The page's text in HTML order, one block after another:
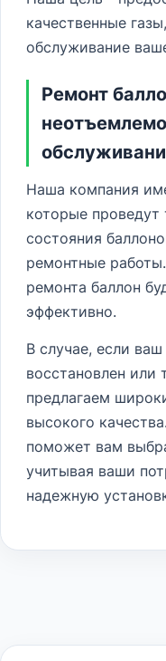
качественные
обслуживание
Ремонт
Наша компания
которые
состояния
ремонтные
ремонта баллон
эффективно.
В случае, если
восстановлен или
предлагаем
высокого
поможет вам
учитывая ваши
надежную